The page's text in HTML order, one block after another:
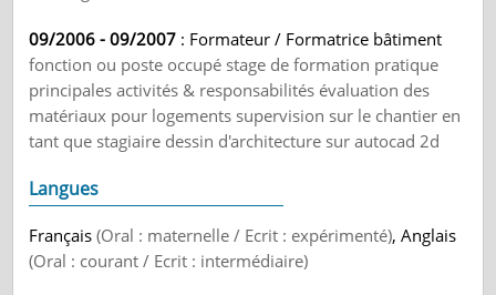
09/2006 - 09/2007 : Formateur / Formatrice bâtiment
fonction ou poste occupé stage de formation pratique
principales activités & responsabilités évaluation des
matériaux pour logements supervision sur le chantier en
tant que stagiaire dessin d'architecture sur autocad 2d
Langues
Français(Oral : maternelle / Ecrit : expérimenté), Anglais
(Oral : courant / Ecrit : intermédiaire)